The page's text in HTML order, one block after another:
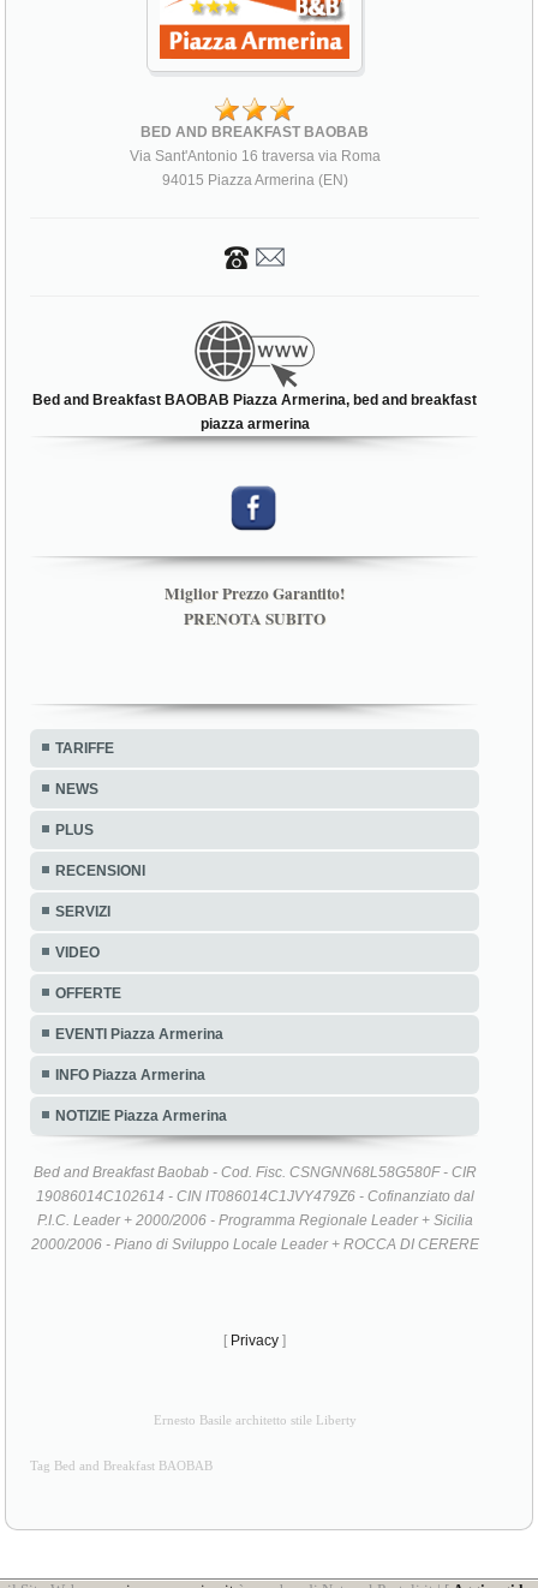
BED AND BREAKFAST BAOBAB
Via Sant'Antonio 16 traversa via Roma
94015 Piazza Armerina (EN)
Bed and Breakfast BAOBAB Piazza Armerina, bed and breakfast
piazza armerina
Miglior Prezzo Garantito!
PRENOTA SUBITO
TARIFFE
NEWS
PLUS
RECENSIONI
SERVIZI
VIDEO
OFFERTE
EVENTI Piazza Armerina
INFO Piazza Armerina
NOTIZIE Piazza Armerina
Bed and Breakfast Baobab - Cod. Fisc. CSNGNN68L58G580F - CIR
19086014C102614 - CIN IT086014C1JVY479Z6 - Cofinanziato dal
P.I.C. Leader + 2000/2006 - Programma Regionale Leader + Sicilia
2000/2006 - Piano di Sviluppo Locale Leader + ROCCA DI CERERE
[ Privacy ]
Ernesto Basile architetto stile Liberty
Tag Bed and Breakfast BAOBAB